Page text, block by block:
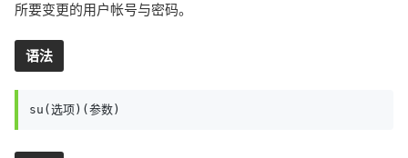
所要变更的用户帐号与密码。
语法
su(选项)(参数)